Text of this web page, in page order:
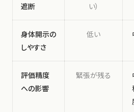
遮断
い）
身体開示の
しやすさ
低い
評価精度
への影響
緊張が残る